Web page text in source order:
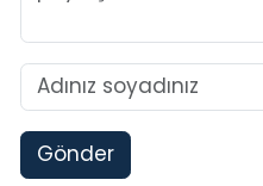
Gönder